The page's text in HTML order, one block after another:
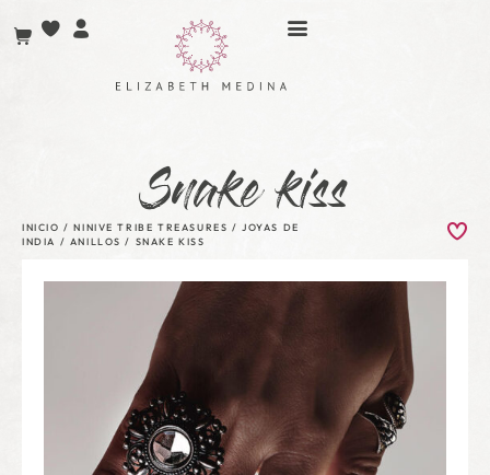
Snake kiss
INICIO /NINIVE TRIBE TREASURES /
JOYAS DE
INDIA / ANILLOS / SNAKE KISS